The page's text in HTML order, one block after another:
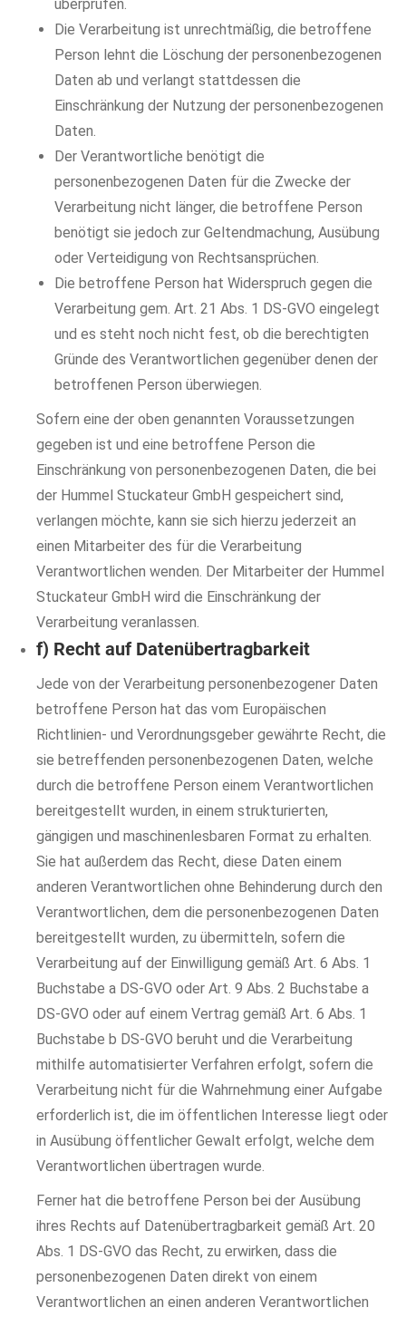
überprüfen.
Die Verarbeitung ist unrechtmäßig, die betroffene
Person lehnt die Löschung der personenbezogenen
Daten ab und verlangt stattdessen die
Einschränkung der Nutzung der personenbezogenen
Daten.
Der Verantwortliche benötigt die
personenbezogenen Daten für die Zwecke der
Verarbeitung nicht länger, die betroffene Person
benötigt sie jedoch zur Geltendmachung, Ausübung
oder Verteidigung von Rechtsansprüchen.
Die betroffene Person hat Widerspruch gegen die
Verarbeitung gem. Art. 21 Abs. 1 DS-GVO eingelegt
und es steht noch nicht fest, ob die berechtigten
Gründe des Verantwortlichen gegenüber denen der
betroffenen Person überwiegen.
Sofern eine der oben genannten Voraussetzungen
gegeben ist und eine betroffene Person die
Einschränkung von personenbezogenen Daten, die bei
der Hummel Stuckateur GmbH gespeichert sind,
verlangen möchte, kann sie sich hierzu jederzeit an
einen Mitarbeiter des für die Verarbeitung
Verantwortlichen wenden. Der Mitarbeiter der Hummel
Stuckateur GmbH wird die Einschränkung der
Verarbeitung veranlassen.
f) Recht auf Datenübertragbarkeit
Jede von der Verarbeitung personenbezogener Daten
betroffene Person hat das vom Europäischen
Richtlinien- und Verordnungsgeber gewährte Recht, die
sie betreffenden personenbezogenen Daten, welche
durch die betroffene Person einem Verantwortlichen
bereitgestellt wurden, in einem strukturierten,
gängigen und maschinenlesbaren Format zu erhalten.
Sie hat außerdem das Recht, diese Daten einem
anderen Verantwortlichen ohne Behinderung durch den
Verantwortlichen, dem die personenbezogenen Daten
bereitgestellt wurden, zu übermitteln, sofern die
Verarbeitung auf der Einwilligung gemäß Art. 6 Abs. 1
Buchstabe a DS-GVO oder Art. 9 Abs. 2 Buchstabe a
DS-GVO oder auf einem Vertrag gemäß Art. 6 Abs. 1
Buchstabe b DS-GVO beruht und die Verarbeitung
mithilfe automatisierter Verfahren erfolgt, sofern die
Verarbeitung nicht für die Wahrnehmung einer Aufgabe
erforderlich ist, die im öffentlichen Interesse liegt oder
in Ausübung öffentlicher Gewalt erfolgt, welche dem
Verantwortlichen übertragen wurde.
Ferner hat die betroffene Person bei der Ausübung
ihres Rechts auf Datenübertragbarkeit gemäß Art. 20
Abs. 1 DS-GVO das Recht, zu erwirken, dass die
personenbezogenen Daten direkt von einem
Verantwortlichen an einen anderen Verantwortlichen